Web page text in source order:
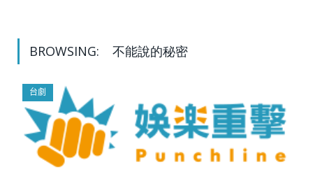
BROWSING: 不能說的秘密
台劇